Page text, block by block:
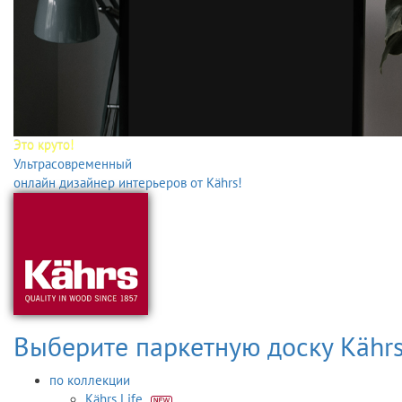
Это круто!
Ультрасовременный
онлайн дизайнер интерьеров от Kährs!
Выберите паркетную доску
по коллекции